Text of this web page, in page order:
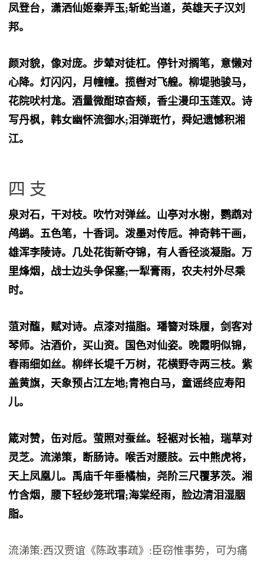
凤登台，潇洒仙姬秦弄玉;斩蛇当道，英雄天子汉刘
邦。
颜对貌，像对庞。步辇对徒杠。停针对搁笔，意懒对
心降。灯闪闪，月幢幢。揽辔对飞艎。柳堤驰骏马，
花院吠村尨。酒量微酣琼杳颊，香尘漫印玉莲双。诗
写丹枫，韩女幽怀流御水;泪弹斑竹，舜妃遗憾积湘
江。
四 支
泉对石，干对枝。吹竹对弹丝。山亭对水榭，鹦鹉对
鸬鹚。五色笔，十香词。泼墨对传卮。神奇韩干画，
雄浑李陵诗。几处花街新夺锦，有人香径淡凝脂。万
里烽烟，战士边头争保塞;一犁膏雨，农夫村外尽乘
时。
菹对醢，赋对诗。点漆对描脂。璠簪对珠履，剑客对
琴师。沽酒价，买山资。国色对仙姿。晚霞明似锦，
春雨细如丝。柳绊长堤千万树，花横野寺两三枝。紫
盖黄旗，天象预占江左地;青袍白马，童谣终应寿阳
儿。
箴对赞，缶对卮。萤照对蚕丝。轻裾对长袖，瑞草对
灵芝。流涕策，断肠诗。喉舌对腰肢。云中熊虎将，
天上凤凰儿。禹庙千年垂橘柚，尧阶三尺覆茅茨。湘
竹含烟，腰下轻纱笼玳瑁;海棠经雨，脸边清泪湿胭
脂。
流涕策:西汉贾谊《陈政事疏》:臣窃惟事势，可为痛